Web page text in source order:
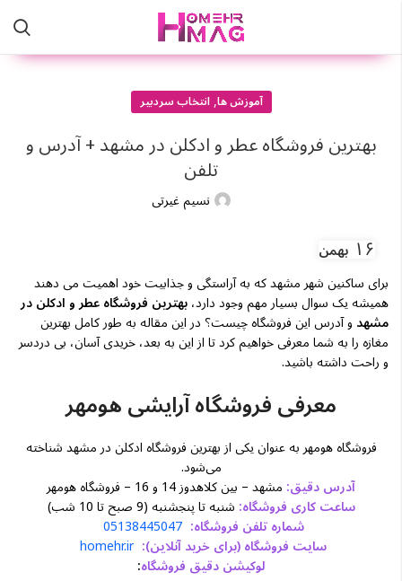
آموزش ها,انتخاب سردبیر
بهترین فروشگاه عطر و ادکلن در مشهد + آدرس و
تلفن
نسیم غیرتی
۱۶ بهمن
برای ساکنین شهر مشهد که به آراستگی و جذابیت خود اهمیت می دهند
همیشه یک سوال بسیار مهم وجود دارد،بهترین فروشگاه عطر و ادکلن در
مشهد و آدرس این فروشگاه چیست؟ در این مقاله به طور کامل بهترین
مغازه را به شما معرفی خواهیم کرد تا از این به بعد، خریدی آسان، بی دردسر
و راحت داشته باشید.
معرفی فروشگاه آرایشی هومهر
فروشگاه هومهر به عنوان یکی از بهترین فروشگاه ادکلن در مشهد شناخته
می‌شود.
آدرس دقیق: مشهد – بین کلاهدوز 14 و 16 – فروشگاه هومهر
ساعت کاری فروشگاه: شنبه تا پنجشنبه (9 صبح تا 10 شب)
شماره تلفن فروشگاه: 05138445047
سایت فروشگاه (برای خرید آنلاین): homehr.ir
لوکیشن دقیق فروشگاه: